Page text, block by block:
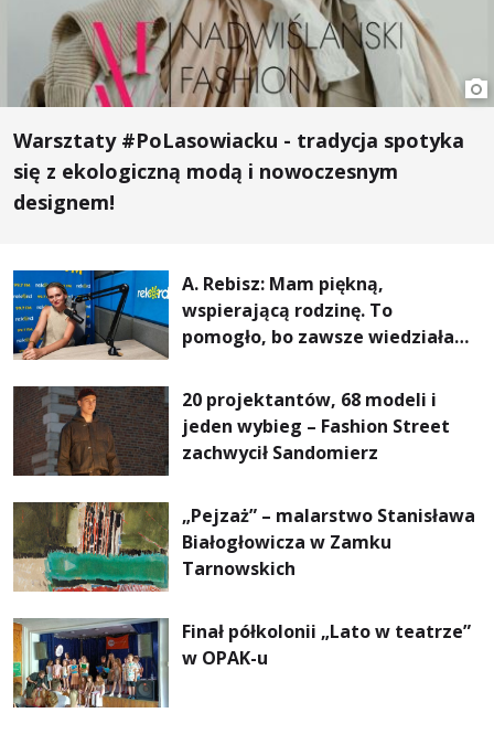
Warsztaty #PoLasowiacku - tradycja spotyka
się z ekologiczną modą i nowoczesnym
designem!
A. Rebisz: Mam piękną,
wspierającą rodzinę. To
pomogło, bo zawsze wiedziałam,
najważniejsza
20 projektantów, 68 modeli i
jeden wybieg – Fashion Street
zachwycił Sandomierz
„Pejzaż” – malarstwo Stanisława
Białogłowicza w Zamku
Tarnowskich
Finał półkolonii „Lato w teatrze”
w OPAK-u